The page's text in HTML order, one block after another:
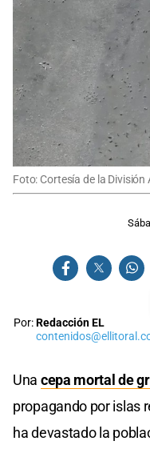
Foto: Cortesía de la
Por:Redacción EL
Una cepa mortal de
propagando por islas
ha devastado la